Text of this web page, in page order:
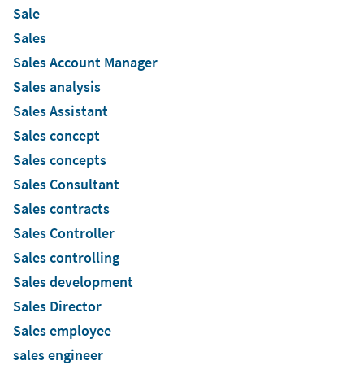
Sale
Sales
Sales Account Manager
Sales analysis
Sales Assistant
Sales concept
Sales concepts
Sales Consultant
Sales contracts
Sales Controller
Sales controlling
Sales development
Sales Director
Sales employee
sales engineer